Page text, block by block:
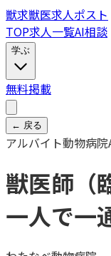
獣求獣医求人ポスト
TOP求人一覧AI相談
学ぶ
無料掲載
← 戻る
アルバイト動物病院
獣医師（
一人で一